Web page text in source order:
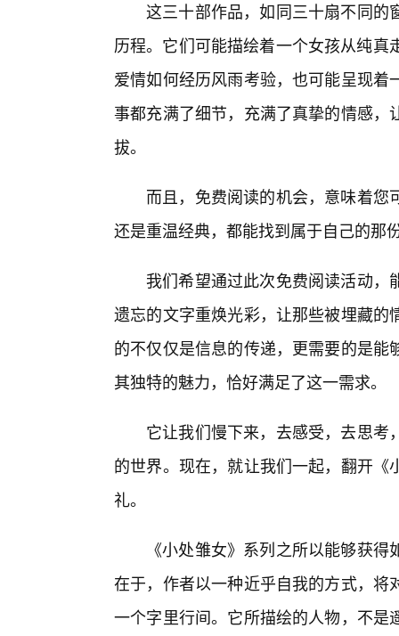
这三十部作品，如同三十扇不同的
历程。它们可能描绘着一个女孩从纯
爱情如何经历风雨考验，也可能呈现
事都充满了细节，充满了真挚的情感
拔。
而且，免费阅读的机会，意味着
还是重温经典，都能找到属于自己的那
我们希望通过此次免费阅读活动
遗忘的文字重焕光彩，让那些被埋藏
的不仅仅是信息的传递，更需要的是
其独特的魅力，恰好满足了这一需求。
它让我们慢下来，去感受，去思
的世界。现在，就让我们一起，翻开
礼。
《小处雏女》系列之所以能够获
在于，作者以一种近乎自我的方式，
一个字里行间。它所描绘的人物，不